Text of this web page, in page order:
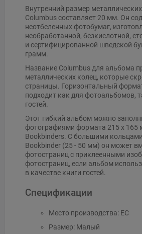
Внутренний размер
Columbus составляет 20 мм. Он
неотбеленных фотобумаг,
необработанной, безкислотной,
и сертифицированной шведской
грамм.
Название Columbus для альбома
металлических колец, которые
страницы. Горизонтальный
подходит как для фотоальбомов,
гостей.
Этот гибкий альбом можно
фотографиями формата 215 x 165
Bookbinders. С большими
Bookbinder (25 - 50 мм) он может
фотостраниц с приклеенными
фотостраниц, если альбом
в качестве книги гостей.
Спецификации
Место производства: ЕС
Размер: Малый